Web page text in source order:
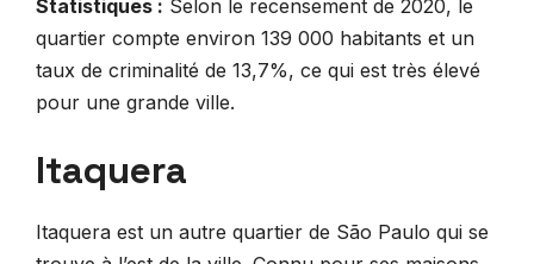
Statistiques : Selon le recensement de 2020, le
quartier compte environ 139 000 habitants et un
taux de criminalité de 13,7%, ce qui est très élevé
pour une grande ville.
Itaquera
Itaquera est un autre quartier de São Paulo qui se